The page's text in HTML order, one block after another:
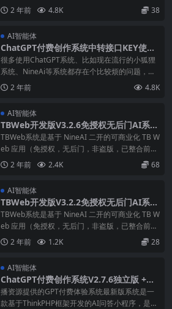
很火的ChatGPT进行开发的Ai智能问答小程序。
当前全民热议ChatGPT，流量超级大，引流不要
开
2 年前 4.8K 38
AI智能体
ChatGPT付费创作系统中转接口KEY使用
教程
很多使用ChatGPT系统、比如现在流行的小狐狸
系统、NineAi等系统都存在个比较烦的问题，接
口KEY都没有一个稳定的购买或者使用渠道。原
来找过几家合作的渠道，GPT3.5的KEY差不多半
觉得自
2 年前 4.8K
AI智能体
TBWeb开发版V3.2.6免授权无后门AI系统
源码下载及详细安装教程
TBWeb系统是基于 NineAI 二开的可商业化 TB W
eb 应用（免授权，无后门，非盗版，已整合前后
端，支持快速部署）。相比稳定版，开发版进度
更快一些。前端改进：对话页UI重构，参考Chat
2 年前 2.4K 68
AI智能体
TBWeb开发版V3.2.2免授权无后门AI系统
源码下载及详细安装教程
TBWeb系统是基于 NineAI 二开的可商业化 TB W
eb 应用（免授权，无后门，非盗版，已整合前后
端，支持快速部署）。相比稳定版，开发版进度
更快一些。前端改进：对话页UI重构，参考Chat
2 年前 1.2K 28
AI智能体
ChatGPT付费创作系统V2.7.6独立版 +WE
B端+ H5端 + 小程序端（绘画升级）
播资源提供的GPT付费体验系统最新版系统是一
款基于ThinkPHP框架开发的AI问答小程序，是基